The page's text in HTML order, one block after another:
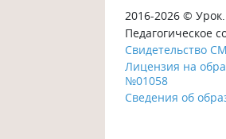
2016-2026 ©
Педагогическое
Свидетельство
Лицензия на
№01058
Сведения об